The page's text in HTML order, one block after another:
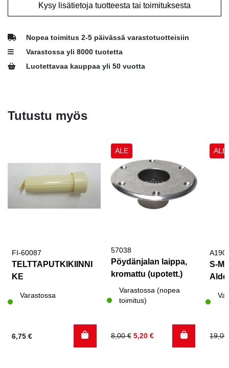
Kysy lisätietoja tuotteesta tai toimituksesta
Nopea toimitus 2-5 päivässä varastotuotteisiin
Varastossa yli 8000 tuotetta
Luotettavaa kauppaa yli 50 vuotta
Tutustu myös
FI-60087
TELTTAPUTKIKIINNI
KE
Varastossa
6,75 €
ALE
57038
Pöydänjalan laippa,
kromattu (upotett.)
Varastossa (nopea
toimitus)
8,00€
Alkuperäinen
5,20 €
Nykyinen
ALE
S-
Alde